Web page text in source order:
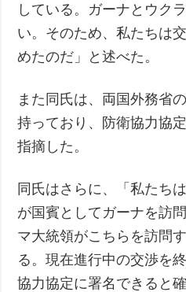
している。ガーナとウク
い。そのため、私たちは
めたのだ」と述べた。
また同氏は、両国外務省
持っており、防衛協力協
指摘した。
同氏はさらに、「私たち
が国賓としてガーナを訪
マ大統領がこちらを訪問
る。現在進行中の交渉を
協力協定に署名できると